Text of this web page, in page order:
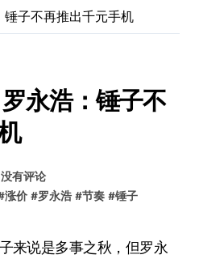
子不再推出千元手机
永浩：锤子不
没有评论
涨价 #罗永浩 #节奏 #锤子